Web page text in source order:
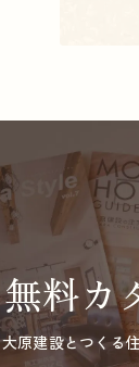
無料カ
大原建設とつくる